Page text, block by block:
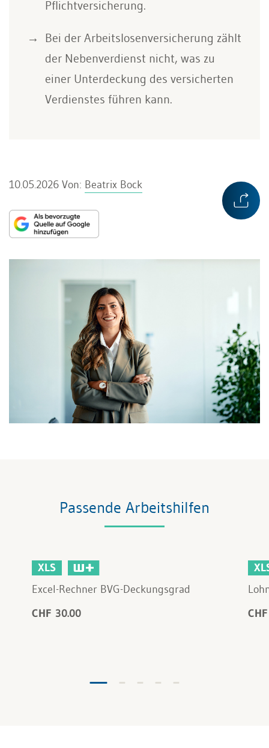
Pflichtversicherung.
Bei der Arbeitslosenversicherung zählt
der Nebenverdienst nicht, was zu
einer Unterdeckung des versicherten
Verdienstes führen kann.
10.05.2026 Von: Beatrix Bock
Passende Arbeitshilfen
XLS
Excel-Rechner BVG-Deckungsgrad
CHF 30.00